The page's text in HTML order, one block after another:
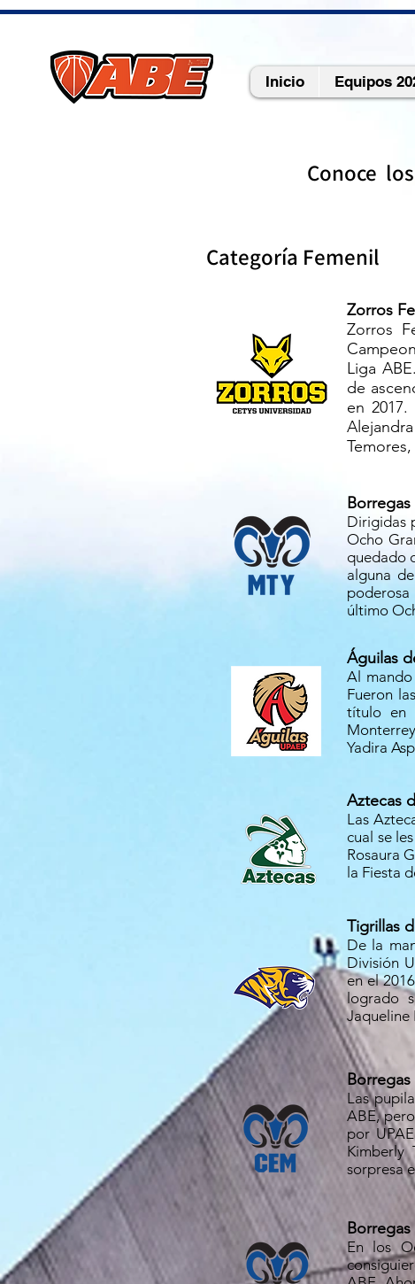
Inicio Equipos
Conoce
Categoría Femenil
Zorros
Zorros
Liga
de
en
Dirigidas
Ocho
quedado
alguna
último
Águilas
Al mando
Fueron
título en
Yadira
Aztecas
Las
cual se
Rosaura
la Fiesta
Tigrillas
De la
División
en el
logrado
Jaqueline
Las
ABE,
por
Kimberly
sorpresa
En los